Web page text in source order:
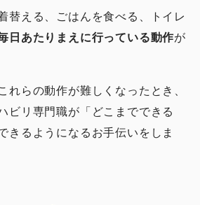
替える、ごはんを食べる、トイレ
日あたりまえに行っている動作が
れらの動作が難しくなったとき、
ビリ専門職が「どこまでできる
きるようになるお手伝いをしま